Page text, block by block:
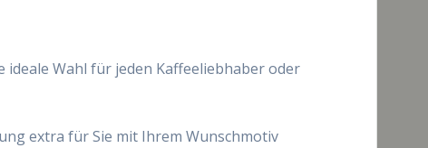
ideale Wahl für jeden Kaffeeliebhaber oder
extra für Sie mit Ihrem Wunschmotiv